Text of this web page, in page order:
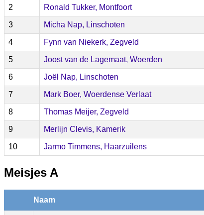
2 Ronald Tukker, Montfoort
3 Micha Nap, Linschoten
4 Fynn van Niekerk, Zegveld
5 Joost van de Lagemaat, Woerden
6 Joël Nap, Linschoten
7 Mark Boer, Woerdense Verlaat
8 Thomas Meijer, Zegveld
9 Merlijn Clevis, Kamerik
10 Jarmo Timmens, Haarzuilens
Meisjes A
Naam